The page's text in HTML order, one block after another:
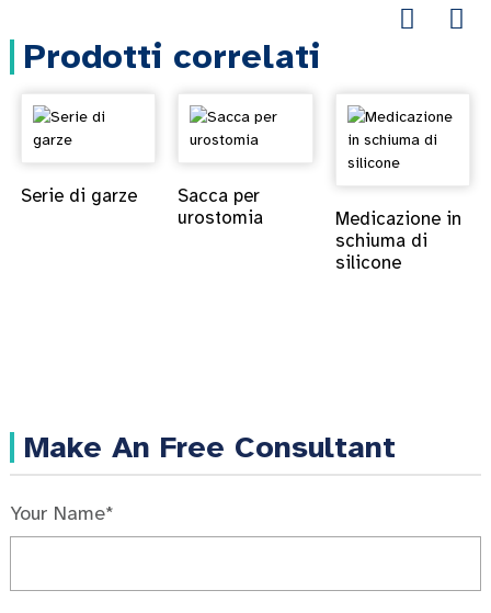
Prodotti correlati
Serie di garze
Sacca per
urostomia
Medicazione in
schiuma di
silicone
Make An Free Consultant
Your Name*